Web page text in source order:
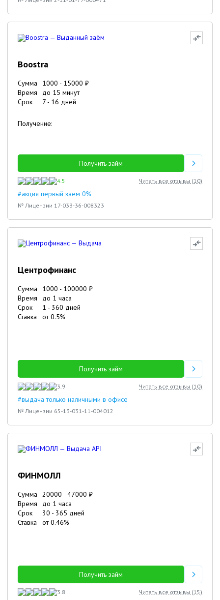
Boostra
Сумма 1000 - 15000 ₽
Время
до 15 минут
Срок
7 - 16 дней
Получение:
Получить займ
4.5 Читать все отзывы (10)
#акция первый заем 0%
№ Лицензии 17-033-36-008323
Центрофинанс
Сумма 1000 - 100000 ₽
Время
до 1 часа
Срок
1 - 360 дней
Ставка
от0.5%
Получить займ
3.9 Читать все отзывы (10)
#выдача только наличными в офисе
№ Лицензии 65-13-031-11-004012
ФИНМОЛЛ
Сумма 20000 - 47000 ₽
Время
до 1 часа
Срок
30 - 365 дней
Ставка
от0.46%
Получить займ
3.8 Читать все отзывы (15)